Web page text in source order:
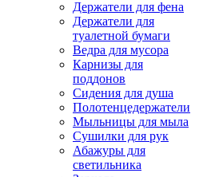
Держатели для фена
Держатели для
туалетной бумаги
Ведра для мусора
Карнизы для
поддонов
Сидения для душа
Полотенцедержатели
Мыльницы для мыла
Сушилки для рук
Абажуры для
светильника